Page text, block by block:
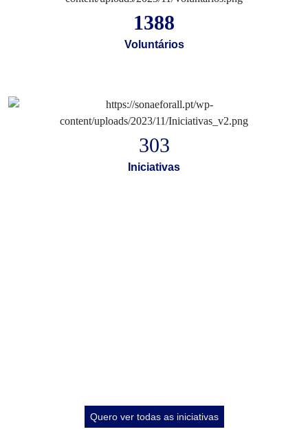
1486
Voluntários
303
Iniciativas
Quero ver todas as iniciativas